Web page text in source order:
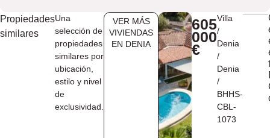
Propiedades
similares
Una
selección de
propiedades
similares por
ubicación,
estilo y nivel
de
exclusividad.
VER MÁS
VIVIENDAS
EN ​DENIA
605
000
€
Villa
/
Denia
/
Denia
/
BHHS-
CBL-
1073